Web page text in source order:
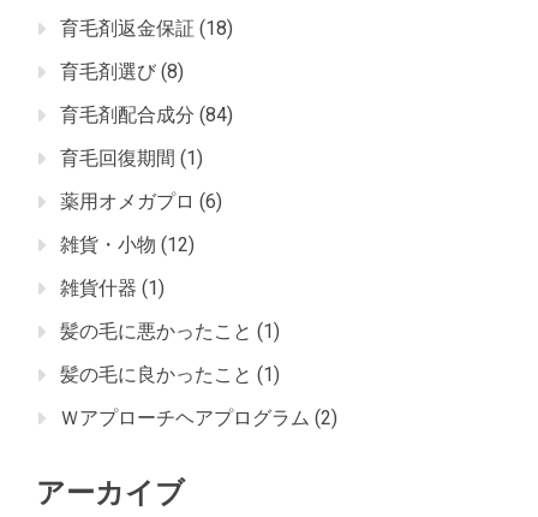
育毛剤返金保証 (18)
育毛剤選び (8)
育毛剤配合成分 (84)
育毛回復期間 (1)
薬用オメガプロ (6)
雑貨・小物 (12)
雑貨什器 (1)
髪の毛に悪かったこと (1)
髪の毛に良かったこと (1)
Ｗアプローチヘアプログラム (2)
アーカイブ